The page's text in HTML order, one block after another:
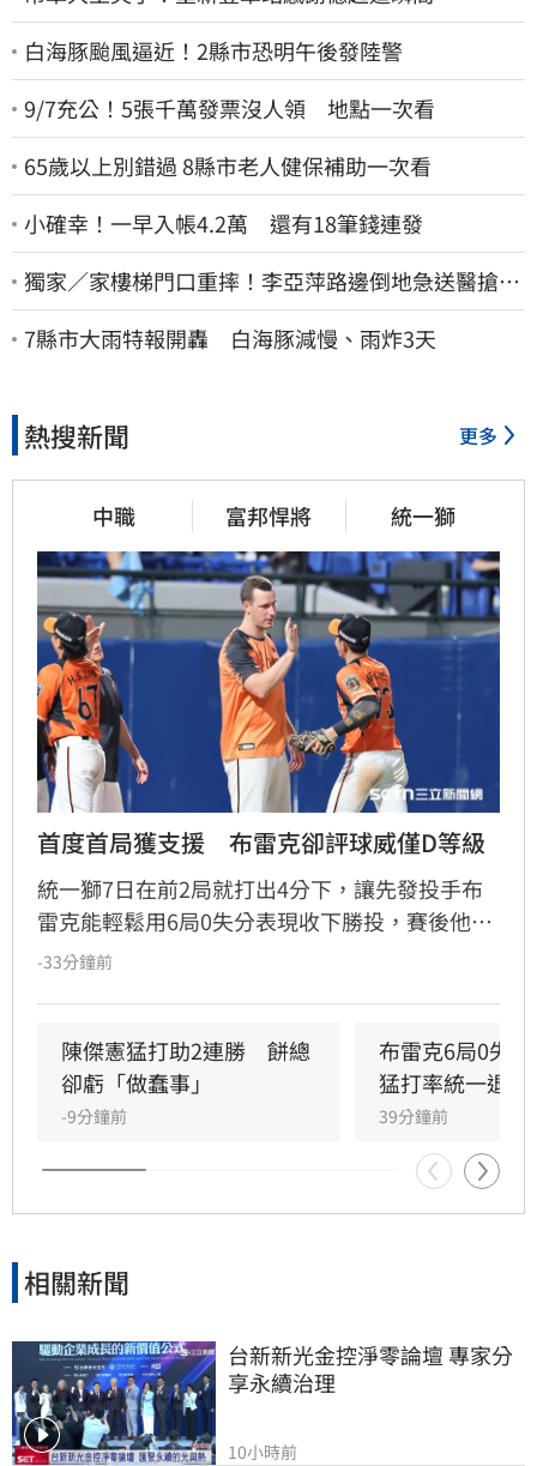
白海豚颱風逼近！2縣市恐明午後發陸警
9/7充公！5張千萬發票沒人領 地點一次看
65歲以上別錯過 8縣市老人健保補助一次看
小確幸！一早入帳4.2萬 還有18筆錢連發
獨家／家樓梯門口重摔！李亞萍路邊倒地急送醫搶
命 「最新傷況」曝
7縣市大雨特報開轟 白海豚減慢、雨炸3天
熱搜新聞 更多
中職 富邦悍將 統一獅
首度首局獲支援　布雷克卻評球威僅D等級
統一獅7日在前2局就打出4分下，讓先發投手布
雷克能輕鬆用6局0失分表現收下勝投，賽後他也
表示今晚投球特別輕鬆，但反而檢討自己的投球
-33分鐘前
陳傑憲猛打助2連勝　餅總
卻虧「做蠢事」
-9分鐘前
布雷克6局0失
猛打率統一退富
39分鐘前
相關新聞
台新新光金控淨零論壇 專家分
享永續治理
10小時前